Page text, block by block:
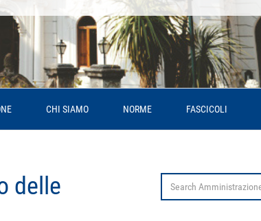
CHI SIAMO NORME FASCICOLI
for:
delle